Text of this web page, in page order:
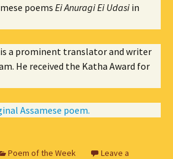
poems Ei Anuragi Ei Udasi in
is a prominent translator and writer
He received the Katha Award for
Assamese poem.
Poem of the Week
Leave a